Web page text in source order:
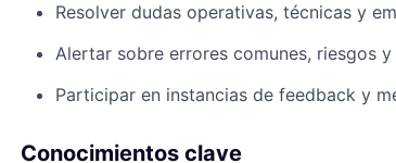
Resolver dudas operativas, técnicas y
Alertar sobre errores comunes, riesgos
Participar en instancias de feedback y
Conocimientos clave